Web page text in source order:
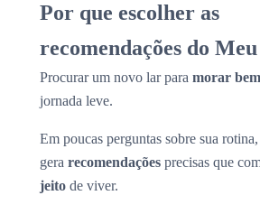
Por que escolher as
recomendações do
Procurar um novo lar para morar bem
jornada leve.
Em poucas perguntas sobre sua
gera recomendações precisas que
jeito de viver.